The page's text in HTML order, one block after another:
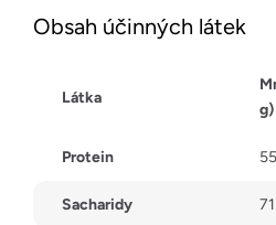
Obsah účinných látek
Látka
g)
Protein
Sacharidy